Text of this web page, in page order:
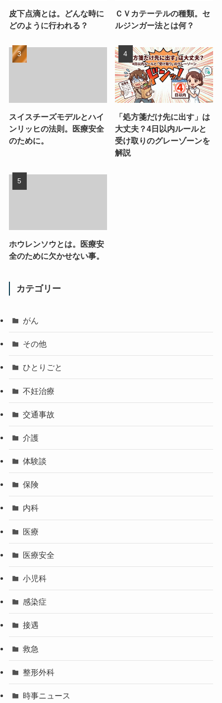
皮下点滴とは。どんな時に
どのように行われる？
ＣＶカテーテルの種類。セ
ルジンガー法とは何？
スイスチーズモデルとハイ
ンリッヒの法則。医療安全
のために。
「処方箋だけ先に出す」は
大丈夫？4日以内ルールと
受け取りのグレーゾーンを
解説
ホウレンソウとは。医療安
全のために欠かせない事。
カテゴリー
がん
その他
ひとりごと
不妊治療
交通事故
介護
体験談
保険
内科
医療
医療安全
小児科
感染症
接遇
救急
整形外科
時事ニュース